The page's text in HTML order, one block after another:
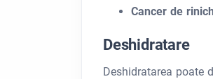
Cancer de
Deshidratare
Deshidratarea poate